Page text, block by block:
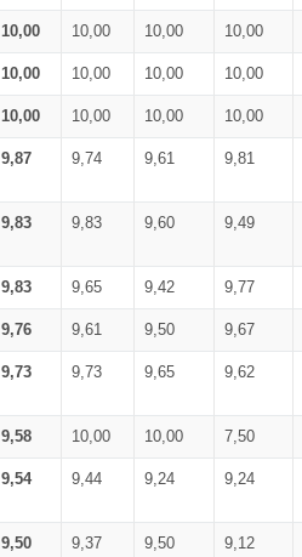
10,00 10,00 10,00 10,00
10,00 10,00 10,00 10,00
10,00 10,00 10,00 10,00
9,87 9,74 9,61 9,81
9,83 9,83 9,60 9,49
9,83 9,65 9,42 9,77
9,76 9,61 9,50 9,67
9,73 9,73 9,65 9,62
9,58 10,00 10,00 7,50
9,54 9,44 9,24 9,24
9,50 9,37 9,50 9,12